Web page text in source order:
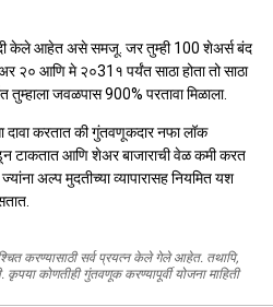
केले आहेत असे समजू. जर तुम्ही 100 शेअर्स बंद
आणि मे २०31१ पर्यंत साठा होता तो साठा
जवळपास 900% परतावा मिळाला.
करतात की गुंतवणूकदार नफा लॉक
टाकतात आणि शेअर बाजाराची वेळ कमी करत
अल्प मुदतीच्या व्यापारासह नियमित यश
करण्यासाठी सर्व प्रयत्न केले गेले आहेत. तथापि,
कृपया कोणतीही गुंतवणूक करण्यापूर्वी योजना माहिती